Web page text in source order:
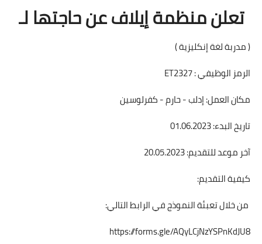
تعلن منظمة إيلاف عن حاجتها لـ
( مدربة لغة إنكليزية )
الرمز الوظيفي : ET2327
مكان العمل: إدلب - حارم - كفرلوسين
تاريخ البدء: 01.06.2023
آخر موعد للتقديم: 20.05.2023
كيفية التقديم:
من خلال تعبئة النموذج في الرابط التالي:
https://forms.gle/AQyLCjNzYSPnKdJU8